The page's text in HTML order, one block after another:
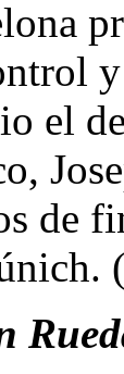
el
de